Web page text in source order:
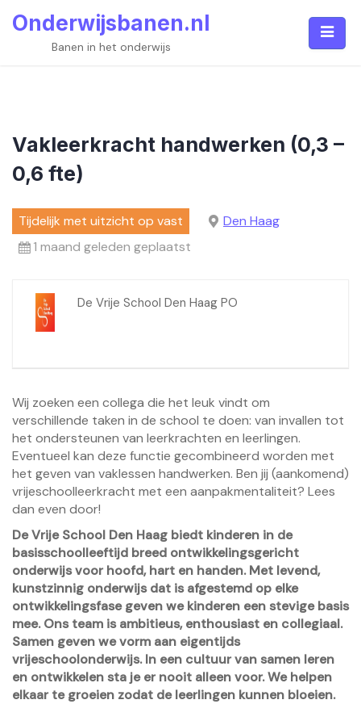
Onderwijsbanen.nl
Banen in het onderwijs
Vakleerkracht handwerken (0,3 –
0,6 fte)
Tijdelijk met uitzicht op vast
Den Haag
1 maand geleden geplaatst
De Vrije School Den Haag PO
Wij zoeken een collega die het leuk vindt om
verschillende taken in de school te doen: van invallen tot
het ondersteunen van leerkrachten en leerlingen.
Eventueel kan deze functie gecombineerd worden met
het geven van vaklessen handwerken. Ben jij (aankomend)
vrijeschoolleerkracht met een aanpakmentaliteit? Lees
dan even door!
De Vrije School Den Haag biedt kinderen in de
basisschoolleeftijd breed ontwikkelingsgericht
onderwijs voor hoofd, hart en handen. Met levend,
kunstzinnig onderwijs dat is afgestemd op elke
ontwikkelingsfase geven we kinderen een stevige basis
mee. Ons team is ambitieus, enthousiast en collegiaal.
Samen geven we vorm aan eigentijds
vrijeschoolonderwijs. In een cultuur van samen leren
en ontwikkelen sta je er nooit alleen voor. We helpen
elkaar te groeien zodat de leerlingen kunnen bloeien.